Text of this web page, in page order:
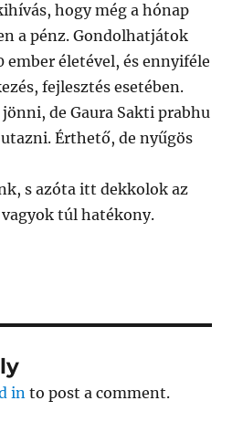
hogy még a hónap
a pénz. Gondolhatjátok
ember életével, és ennyiféle
fejlesztés esetében.
de Gaura Sakti prabhu
Érthető, de nyűgös
s azóta itt dekkolok az
túl hatékony.
in to post a comment.